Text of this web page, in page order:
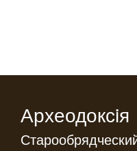
Археодоксiя